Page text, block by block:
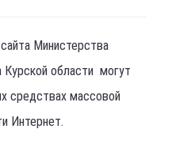
Министерства
Курской области могут
средствах массовой
Интернет.